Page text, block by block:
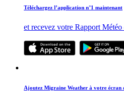
Téléchargez l’application n°1 maintenant
et recevez votre Rapport
Ajoutez Migraine Weather à votre écran